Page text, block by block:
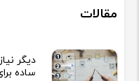
مقالات
ساده